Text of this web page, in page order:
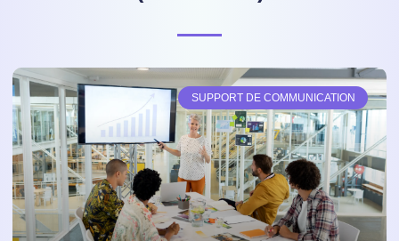
SUPPORT DE COMMUNICATION